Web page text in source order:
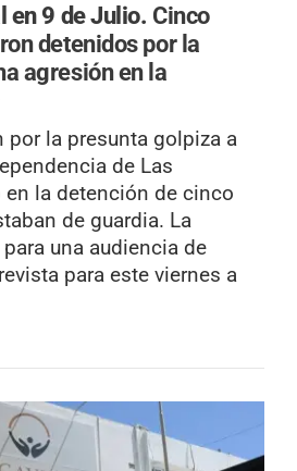
en 9 de Julio. Cinco
detenidos por la
agresión en la
por la presunta golpiza a
de Las
en la detención de cinco
de guardia. La
una audiencia de
para este viernes a